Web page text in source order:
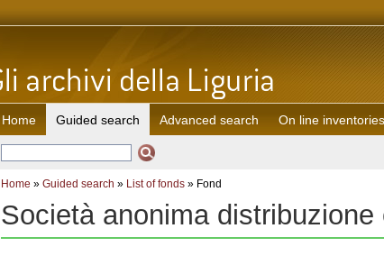
Home Guided search Advanced search On line inventories
Home » Guided search » List of fonds » Fond
Società anonima